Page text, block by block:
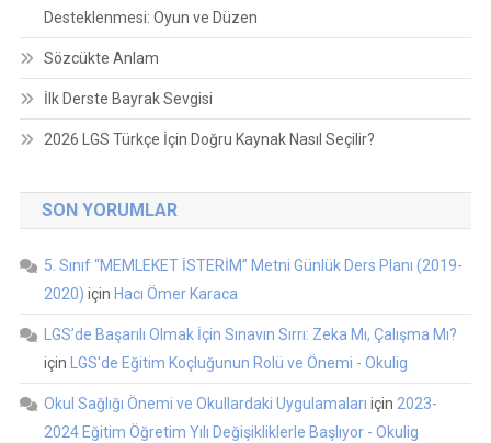
Desteklenmesi: Oyun ve Düzen
Sözcükte Anlam
İlk Derste Bayrak Sevgisi
2026 LGS Türkçe İçin Doğru Kaynak Nasıl Seçilir?
SON YORUMLAR
5. Sınıf “MEMLEKET İSTERİM” Metni Günlük Ders Planı (2019-
2020) için Hacı Ömer Karaca
LGS’de Başarılı Olmak İçin Sınavın Sırrı: Zeka Mı, Çalışma Mı?
için
LGS'de Eğitim Koçluğunun Rolü ve Önemi - Okulig
Okul Sağlığı Önemi ve Okullardaki Uygulamaları için 2023-
2024 Eğitim Öğretim Yılı Değişikliklerle Başlıyor - Okulig